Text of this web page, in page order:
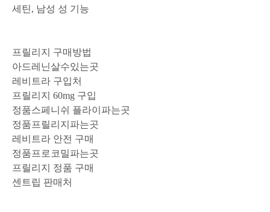
세틴, 남성 성 기능
프릴리지 구매방법
아드레닌살수있는곳
레비트라 구입처
프릴리지 60mg 구입
정품스페니쉬 플라이파는곳
정품프릴리지파는곳
레비트라 안전 구매
정품프로코밀파는곳
프릴리지 정품 구매
센트립 판매처